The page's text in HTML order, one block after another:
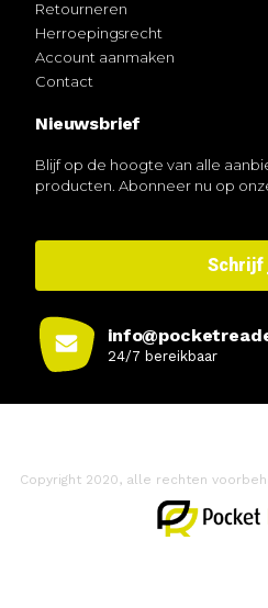
Retourneren
Herroepingsrecht
Account aanmaken
Contact
Nieuwsbrief
Blijf op de hoogte van alle
producten. Abonneer nu op
Schrijf
24/7 bereikbaar
Copyright 2020, alle rechten